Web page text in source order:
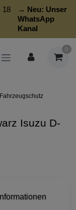
18
→ Neu: Unser
WhatsApp
Kanal
0
Fahrzeugschutz
Isuzu D-